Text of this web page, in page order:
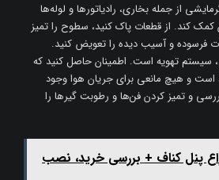
از جمله بخاری، رادیاتورها و لوله‌ها
کمک کند. از قطعات پاک کنید، سطوح را تمیز
فرسوده و آسیب دیده را تعویض کنید.
تهویه است. اطمینان حاصل کنید که
و هیچ مانعی برای جریان هوا وجود
و تمیز کردن فن‌ها و رطوبت گیرها را
از انواع پنل کناف + بررسی خرید، نصب